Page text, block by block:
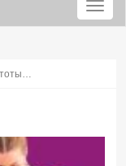
Меню